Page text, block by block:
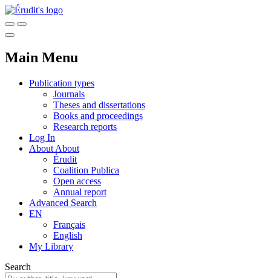
Main Menu
Publication types
Journals
Theses and dissertations
Books and proceedings
Research reports
Log In
About About
Érudit
Coalition Publica
Open access
Annual report
Advanced Search
EN
Français
English
My Library
Search